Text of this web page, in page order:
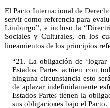
El Pacto Internacional de
servir como referencia para
Limburgo”, e incluso la
Sociales y Culturales, en los
lineamientos de los principios
“21. La obligación de ‘lograr
Estados Partes actúen con
ninguna circunstancia esto
de aplazar indefinidamente
Estados Partes tienen la
sus obligaciones bajo el Pacto.